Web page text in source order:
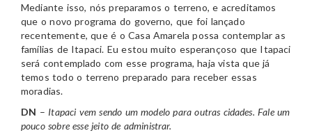
Mediante isso, nós preparamos o terreno, e acreditamos
que o novo programa do governo, que foi lançado
recentemente, que é o Casa Amarela possa contemplar as
famílias de Itapaci. Eu estou muito esperançoso que Itapaci
será contemplado com esse programa, haja vista que já
temos todo o terreno preparado para receber essas
moradias.
DN – Itapaci vem sendo um modelo para outras cidades. Fale um
pouco sobre esse jeito de administrar.